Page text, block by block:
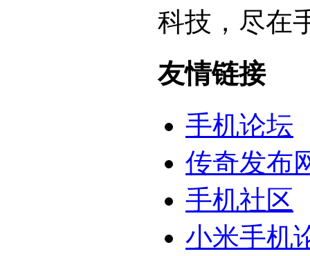
科技，尽在
友情链接
手机论坛
传奇发布
手机社区
小米手机